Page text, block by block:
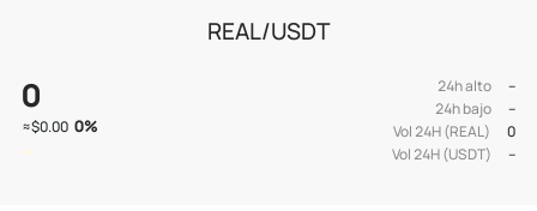
REAL/USDT
0
≈$0.00 0%
24h alto
--
24h bajo
--
Vol 24H (REAL)
0
Vol 24H (USDT)
--